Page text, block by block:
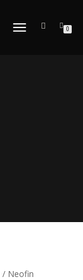
ПЕРЕКЛЮЧИТЬ
0
/ Neofin